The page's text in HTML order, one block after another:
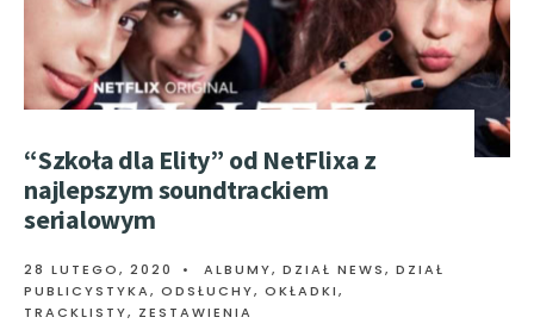
“Szkoła dla Elity” od NetFlixa z
najlepszym soundtrackiem
serialowym
28 LUTEGO, 2020 • ALBUMY, DZIAŁ NEWS, DZIAŁ
PUBLICYSTYKA, ODSŁUCHY, OKŁADKI,
TRACKLISTY, ZESTAWIENIA